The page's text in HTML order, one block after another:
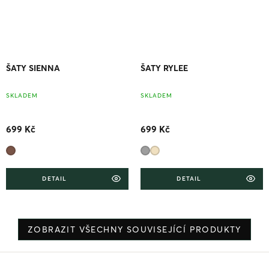
ŠATY SIENNA
SKLADEM
699 Kč
DETAIL
ŠATY RYLEE
SKLADEM
699 Kč
DETAIL
ZOBRAZIT VŠECHNY SOUVISEJÍCÍ PRODUKTY